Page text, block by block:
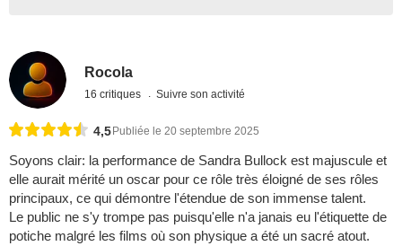
Rocola
16 critiques Suivre son activité
4,5 Publiée le 20 septembre 2025
Soyons clair: la performance de Sandra Bullock est majuscule et
elle aurait mérité un oscar pour ce rôle très éloigné de ses rôles
principaux, ce qui démontre l'étendue de son immense talent.
Le public ne s'y trompe pas puisqu'elle n'a janais eu l'étiquette de
potiche malgré les films où son physique a été un sacré atout.